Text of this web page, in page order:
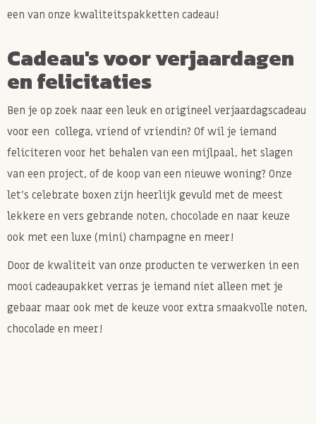
een van onze kwaliteitspakketten cadeau!
Cadeau's voor verjaardagen
en felicitaties
Ben je op zoek naar een leuk en origineel verjaardagscadeau
voor een collega, vriend of vriendin? Of wil je iemand
feliciteren voor het behalen van een mijlpaal, het slagen
van een project, of de koop van een nieuwe woning? Onze
let's celebrate boxen zijn heerlijk gevuld met de meest
lekkere en vers gebrande noten, chocolade en naar keuze
ook met een luxe (mini) champagne en meer!
Door de kwaliteit van onze producten te verwerken in een
mooi cadeaupakket verras je iemand niet alleen met je
gebaar maar ook met de keuze voor extra smaakvolle noten,
chocolade en meer!